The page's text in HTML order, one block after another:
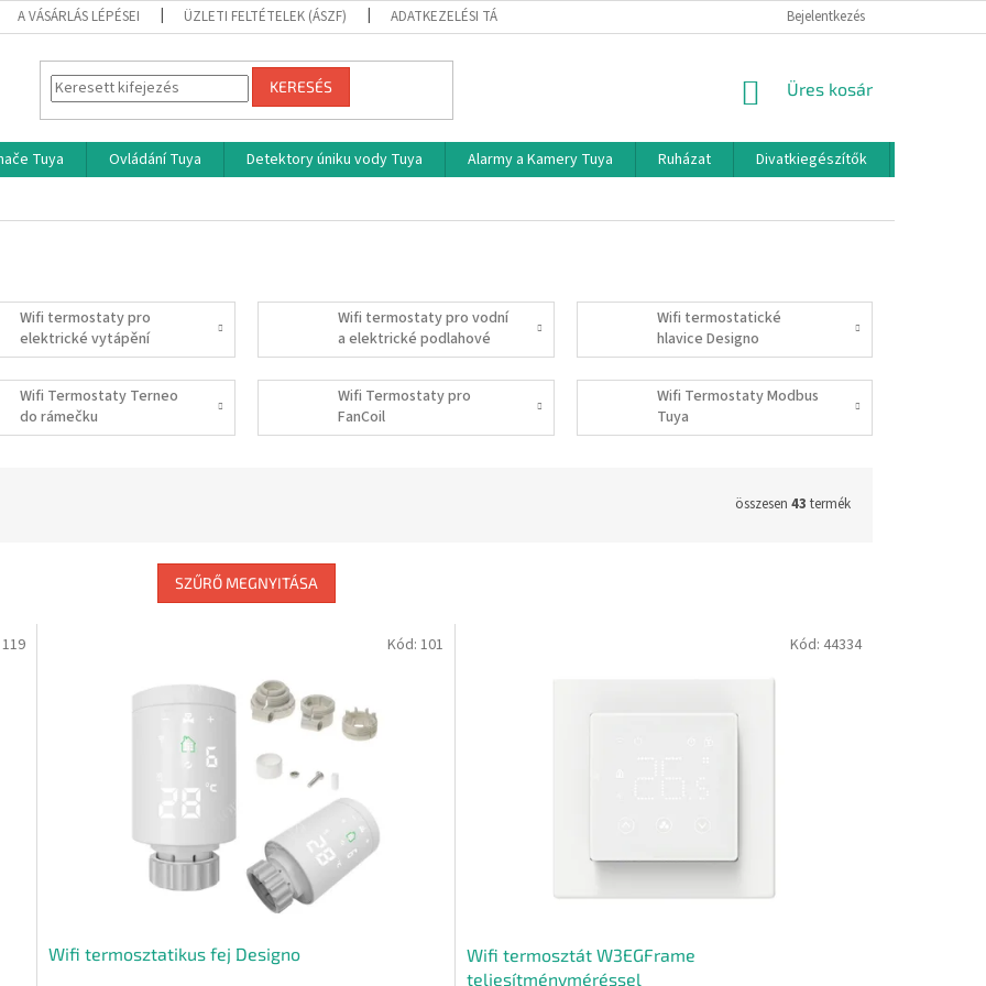
A VÁSÁRLÁS LÉPÉSEI ÜZLETI FELTÉTELEK (ÁSZF) ADATKEZELÉSI TÁJÉKOZTATÓ Bejelentkezés
KERESÉS KOSÁR
Üres kosár
Tuya Ovládání Tuya Detektory úniku vody Tuya Alarmy a Kamery Tuya Ruházat Divatkiegészítők
Wifi termostaty pro
elektrické vytápění
Wifi termostaty pro vodní
a elektrické podlahové
vytápění
Wifi termostatické
hlavice Designo
Wifi Termostaty Terneo
do rámečku
Wifi Termostaty pro
FanCoil
Wifi Termostaty Modbus
Tuya
összesen 43 termék
SZŰRŐ MEGNYITÁSA
119
Wifi termosztatikus fej Designo
Kód: 101
Wifi termosztát W3EGFrame
teljesítményméréssel
Kód: 44334